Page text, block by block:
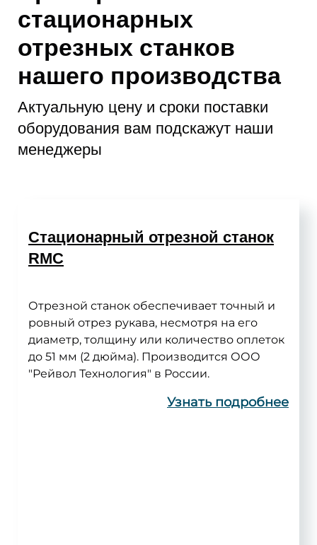
стационарных
отрезных станков
нашего производства
Актуальную цену и сроки поставки
оборудования вам подскажут наши
менеджеры
Стационарный отрезной станок
RMC
Отрезной станок обеспечивает точный и
ровный отрез рукава, несмотря на его
диаметр, толщину или количество оплеток
до 51 мм (2 дюйма). Производится ООО
"Рейвол Технология" в России.
Узнать подробнее